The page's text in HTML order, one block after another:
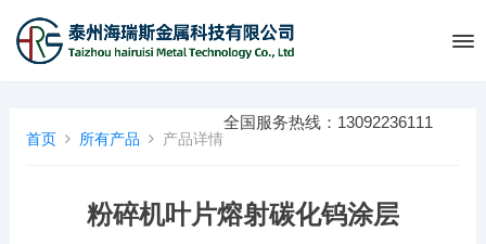
全国服务热线：13092236111
首页 所有产品 产品详情
粉碎机叶片熔射碳化钨涂层